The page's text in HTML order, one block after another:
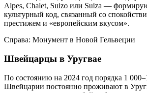
Alpes, Chalet, Suizo или Suiza —
культурный код, связанный со
престижем и «европейским вкусом».
Справа: Монумент в Новой Гельвеции
Швейцарцы в Уругвае
По состоянию на 2024 год порядка 1
Швейцарии постоянно проживают в